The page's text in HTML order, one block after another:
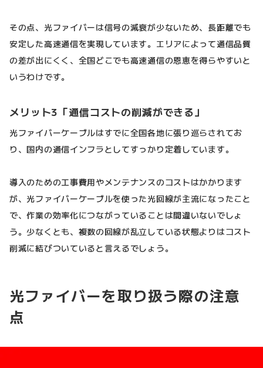
その点、光ファイバーは信号の減衰が少ないため、長距離でも
安定した高速通信を実現しています。エリアによって通信品質
の差が出にくく、全国どこでも高速通信の恩恵を得らやすいと
いうわけです。
メリット3「通信コストの削減ができる」
光ファイバーケーブルはすでに全国各地に張り巡らされてお
り、国内の通信インフラとしてすっかり定着しています。
導入のための工事費用やメンテナンスのコストはかかります
が、光ファイバーケーブルを使った光回線が主流になったこと
で、作業の効率化につながっていることは間違いないでしょ
う。少なくとも、複数の回線が乱立している状態よりはコスト
削減に結びついていると言えるでしょう。
光ファイバーを取り扱う際の注意
点